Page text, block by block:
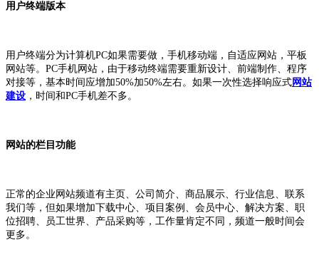
用户终端版本
用户终端分为计算机PC如果需要做，手机移动端，自适应网站，平板
网站等。PC手机网站，由于移动终端需要重新设计、前端制作、程序
对接等，基本时间应增加50%加50%左右。如果一次性选择响应式网站
建设 ，时间和PC手机差不多。
网站的栏目功能
正常的企业网站频道有主页、公司简介、商品展示、行业信息、联系
我们等，但如果增加下载中心、项目案例、会员中心、解决方案、职
位招聘、员工世界、产品采购等，工作量肯定不同，频道一般时间会
更多。